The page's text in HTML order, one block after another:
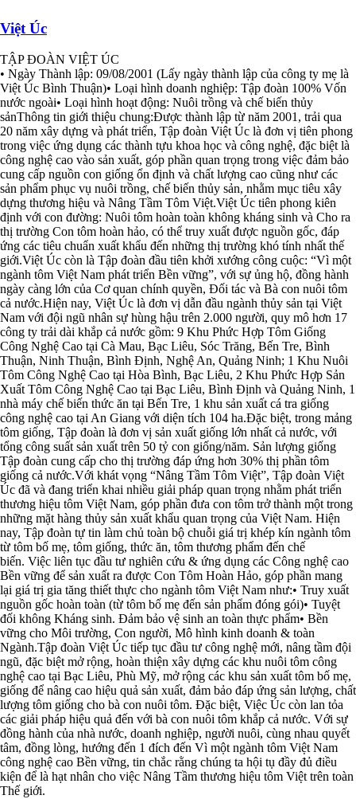
Việt Úc
TẬP ĐOÀN VIỆT ÚC
• Ngày Thành lập: 09/08/2001 (Lấy ngày thành lập của công ty mẹ là
Việt Úc Bình Thuận)• Loại hình doanh nghiệp: Tập đoàn 100% Vốn
nước ngoài• Loại hình hoạt động: Nuôi trồng và chế biến thủy
sảnThông tin giới thiệu chung:Được thành lập từ năm 2001, trải qua
20 năm xây dựng và phát triển, Tập đoàn Việt Úc là đơn vị tiên phong
trong việc ứng dụng các thành tựu khoa học và công nghệ, đặc biệt là
công nghệ cao vào sản xuất, góp phần quan trọng trong việc đảm bảo
cung cấp nguồn con giống ổn định và chất lượng cao cũng như các
sản phẩm phục vụ nuôi trồng, chế biến thủy sản, nhằm mục tiêu xây
dựng thương hiệu và Nâng Tầm Tôm Việt.Việt Úc tiên phong kiên
định với con đường: Nuôi tôm hoàn toàn không kháng sinh và Cho ra
thị trường Con tôm hoàn hảo, có thể truy xuất được nguồn gốc, đáp
ứng các tiêu chuẩn xuất khẩu đến những thị trường khó tính nhất thế
giới.Việt Úc còn là Tập đoàn đầu tiên khởi xướng công cuộc: “Vì một
ngành tôm Việt Nam phát triển Bền vững”, với sự ủng hộ, đồng hành
ngày càng lớn của Cơ quan chính quyền, Đối tác và Bà con nuôi tôm
cả nước.Hiện nay, Việt Úc là đơn vị dẫn đầu ngành thủy sản tại Việt
Nam với đội ngũ nhân sự hùng hậu trên 2.000 người, quy mô hơn 17
công ty trải dài khắp cả nước gồm: 9 Khu Phức Hợp Tôm Giống
Công Nghệ Cao tại Cà Mau, Bạc Liêu, Sóc Trăng, Bến Tre, Bình
Thuận, Ninh Thuận, Bình Định, Nghệ An, Quảng Ninh; 1 Khu Nuôi
Tôm Công Nghệ Cao tại Hòa Bình, Bạc Liêu, 2 Khu Phức Hợp Sản
Xuất Tôm Công Nghệ Cao tại Bạc Liêu, Bình Định và Quảng Ninh, 1
nhà máy chế biến thức ăn tại Bến Tre, 1 khu sản xuất cá tra giống
công nghệ cao tại An Giang với diện tích 104 ha.Đặc biệt, trong mảng
tôm giống, Tập đoàn là đơn vị sản xuất giống lớn nhất cả nước, với
tổng công suất sản xuất trên 50 tỷ con giống/năm. Sản lượng giống
Tập đoàn cung cấp cho thị trường đáp ứng hơn 30% thị phần tôm
giống cả nước.Với khát vọng “Nâng Tầm Tôm Việt”, Tập đoàn Việt
Úc đã và đang triển khai nhiều giải pháp quan trọng nhằm phát triển
thương hiệu tôm Việt Nam, góp phần đưa con tôm trở thành một trong
những mặt hàng thủy sản xuất khẩu quan trọng của Việt Nam. Hiện
nay, Tập đoàn tự tin làm chủ toàn bộ chuỗi giá trị khép kín ngành tôm
từ tôm bố mẹ, tôm giống, thức ăn, tôm thương phẩm đến chế
biến. Việc liên tục đầu tư nghiên cứu & ứng dụng các Công nghệ cao
Bền vững để sản xuất ra được Con Tôm Hoàn Hảo, góp phần mang
lại giá trị gia tăng thiết thực cho ngành tôm Việt Nam như:• Truy xuất
nguồn gốc hoàn toàn (từ tôm bố mẹ đến sản phẩm đóng gói)• Tuyệt
đối không Kháng sinh. Đảm bảo vệ sinh an toàn thực phẩm• Bền
vững cho Môi trường, Con người, Mô hình kinh doanh & toàn
Ngành.Tập đoàn Việt Úc tiếp tục đầu tư công nghệ mới, nâng tầm đội
ngũ, đặc biệt mở rộng, hoàn thiện xây dựng các khu nuôi tôm công
nghệ cao tại Bạc Liêu, Phù Mỹ, mở rộng các khu sản xuất tôm bố mẹ,
giống để nâng cao hiệu quả sản xuất, đảm bảo đáp ứng sản lượng, chất
lượng tôm giống cho bà con nuôi tôm. Đặc biệt, Việc Úc còn lan tỏa
các giải pháp hiệu quả đến với bà con nuôi tôm khắp cả nước. Với sự
đồng hành của nhà nước, doanh nghiệp, người nuôi, cùng nhau quyết
tâm, đồng lòng, hướng đến 1 đích đến Vì một ngành tôm Việt Nam
công nghệ cao Bền vững, tin chắc rằng chúng ta hội tụ đầy đủ điều
kiện để là hạt nhân cho việc Nâng Tầm thương hiệu tôm Việt trên toàn
Thế giới.